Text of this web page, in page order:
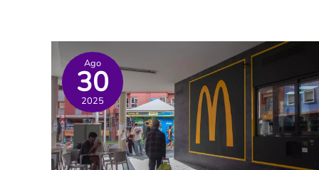
solución”
para
mejorar
movilidad
en
Tenerife,
pese
a
que
un
estudio
Ago
30
2025